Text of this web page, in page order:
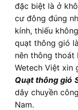
đặc biệt là ở
cư đông đúng
kính, thiếu
quạt thông gió
nên thông thoát
Wetech Việt xin
Quạt thông gió
dây chuyền
Nam.